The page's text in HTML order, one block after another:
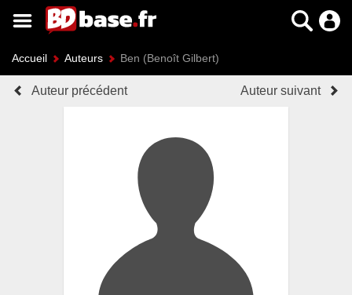
Accueil Auteurs Ben (Benoît Gilbert)
Auteur précédent Auteur suivant